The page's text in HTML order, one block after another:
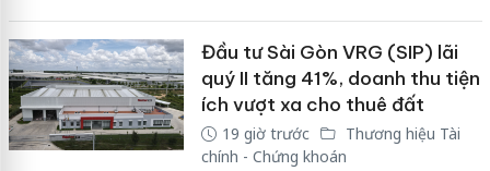
Đầu tư Sài Gòn VRG (SIP) lãi
quý II tăng 41%, doanh thu tiện
ích vượt xa cho thuê đất
19 giờ trước
Thương hiệu Tài
chính - Chứng khoán